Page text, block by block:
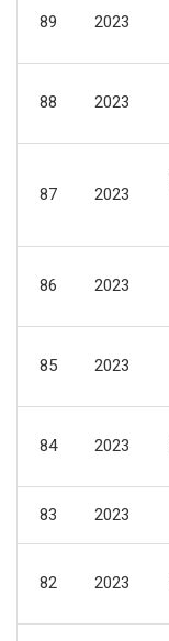
89 2023
88 2023
87 2023
86 2023
85 2023
84 2023
83 2023
82 2023